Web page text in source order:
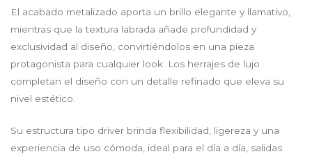
El acabado metalizado aporta un brillo elegante y llamativo,
mientras que la textura labrada añade profundidad y
exclusividad al diseño, convirtiéndolos en una pieza
protagonista para cualquier look. Los herrajes de lujo
completan el diseño con un detalle refinado que eleva su
nivel estético.
Su estructura tipo driver brinda flexibilidad, ligereza y una
experiencia de uso cómoda, ideal para el día a día, salidas